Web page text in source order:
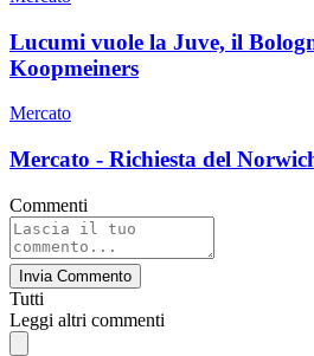
Lucumi vuole la Juve, il
Koopmeiners
Mercato
Mercato - Richiesta del
Commenti
Invia Commento
Tutti
Leggi altri commenti